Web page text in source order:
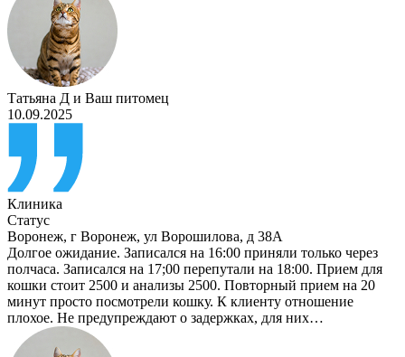
Татьяна Д и Ваш питомец
10.09.2025
Клиника
Статус
Воронеж, г Воронеж, ул Ворошилова, д 38А
Долгое ожидание. Записался на 16:00 приняли только через
полчаса. Записался на 17;00 перепутали на 18:00. Прием для
кошки стоит 2500 и анализы 2500. Повторный прием на 20
минут просто посмотрели кошку. К клиенту отношение
плохое. Не предупреждают о задержках, для них…